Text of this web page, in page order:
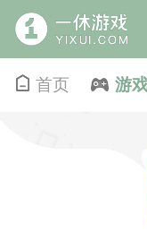
首页 游